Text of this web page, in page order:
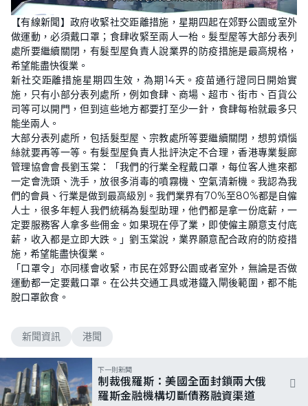
U
m
u
t
e
L
a
e
d
:
.
4
3
%
【有線新聞】政府收緊社交距離措施，星期四起在郊野公園或室外
做運動，必須戴口罩；食肆收緊至兩人一枱。髮型屋等大部分表列
處所要繼續關閉，有髮型屋負責人說業界的防疫措施是最高規格，
希望能盡快復業。
新社交距離措施星期四生效，為期14天。疫苗通行證同日開始實
施，只有小部分表列處所，例如食肆、商場、超市、街市、百貨公
司等可以開門，但到這些地方都要打至少一針，食肆每枱就最多只
能坐兩人。
大部分表列處所，包括髮型屋、宗教處所等要繼續關閉，想剪煩惱
絲就要再等一等。有髮型屋負責人批評決定不合理，香港專業髮廊
管理協會會長劉玉棠：「我們的行業全程戴口罩，每位客人進來都
一定會洗頭、洗手，放很多消毒的噴霧機、空氣清新機。我認為我
們的會員、行業是做到最高級別。我們業界有70%至80%都是自僱
人士，很多年輕人我們統稱為髮型助理，他們都是拿一份底薪，一
定要服務客人拿多些佣金。如果現在停了業，即使僱主願意支付底
薪，收入都是立即大跌。」劉玉棠說，業界願意配合政府的防疫措
施，希望能盡快復業。
「口罩令」亦同樣會收緊，市民在郊野公園或者室外，無論是否做
運動都一定要戴口罩。在公共交通工具或港鐵入閘後範圍，都不能
脫口罩飲食。
新聞資訊 港聞
下一則新聞
制裁俄羅斯：美國全面封鎖兩大俄
羅斯金融機構切斷債務融資渠道